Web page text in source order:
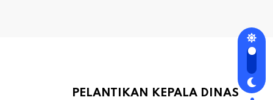
PELANTIKAN KEPALA DINAS